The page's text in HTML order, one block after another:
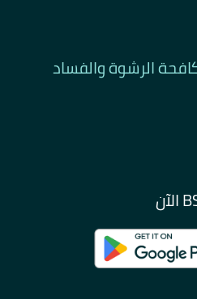
الرشوة والفساد